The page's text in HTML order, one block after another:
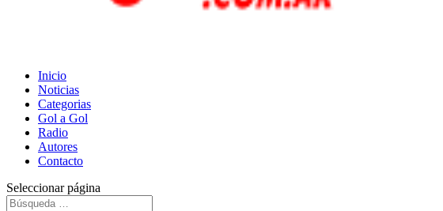
Inicio
Noticias
Categorias
Gol a Gol
Radio
Autores
Contacto
Seleccionar página